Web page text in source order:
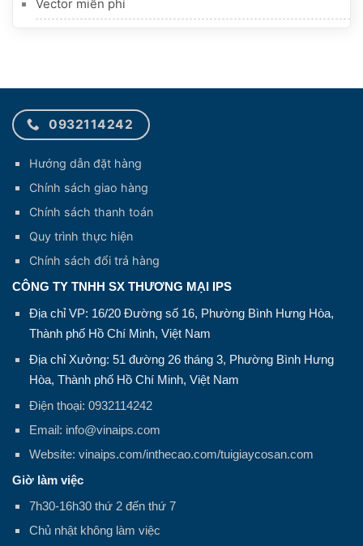
Vector miễn phí
0932114242
Hướng dẫn đặt hàng
Chính sách giao hàng
Chính sách thanh toán
Quy trình thực hiện
Chính sách đổi trả hàng
CÔNG TY TNHH SX THƯƠNG MẠI IPS
Địa chỉ VP: 16/20 Đường số 16, Phường Bình Hưng Hòa,
Thành phố Hồ Chí Minh, Việt Nam
Địa chỉ Xưởng: 51 đường 26 tháng 3, Phường Bình Hưng
Hòa, Thành phố Hồ Chí Minh, Việt Nam
Điện thoại: 0932114242
Email: info@vinaips.com
Website: vinaips.com/inthecao.com/tuigiaycosan.com
Giờ làm việc
7h30-16h30 thứ 2 đến thứ 7
Chủ nhật không làm việc